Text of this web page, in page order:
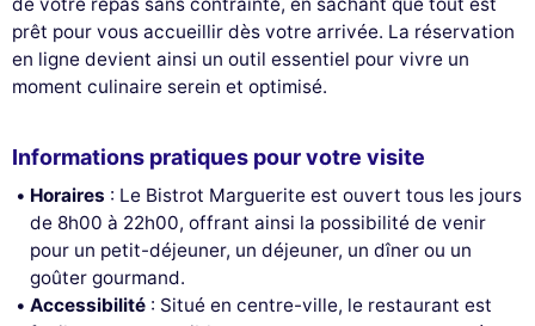
prêt pour vous accueillir dès votre arrivée. La réservation
en ligne devient ainsi un outil essentiel pour vivre un
moment culinaire serein et optimisé.
Informations pratiques pour votre visite
Horaires : Le Bistrot Marguerite est ouvert tous les jours
de 8h00 à 22h00, offrant ainsi la possibilité de venir
pour un petit-déjeuner, un déjeuner, un dîner ou un
goûter gourmand.
Accessibilité : Situé en centre-ville, le restaurant est